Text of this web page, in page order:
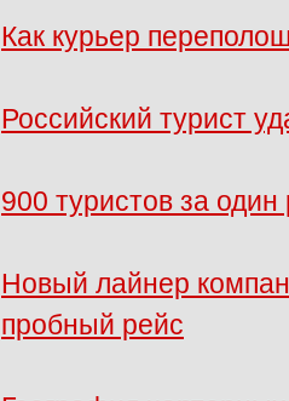
Как курьер
Российский турист
900 туристов за
Новый лайнер
пробный рейс